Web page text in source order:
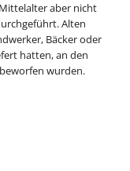
aber nicht
Alten
Bäcker oder
hatten, an den
wurden.